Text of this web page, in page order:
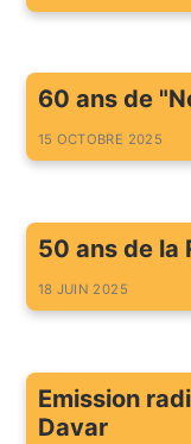
60 ans de
15 OCTOBRE 2025
50 ans de la
18 JUIN 2025
Emission
Davar